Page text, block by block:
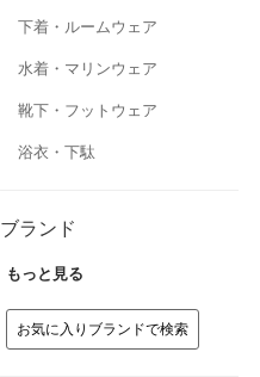
下着・ルームウェア
水着・マリンウェア
靴下・フットウェア
浴衣・下駄
ブランド
もっと見る
お気に入りブランドで検索